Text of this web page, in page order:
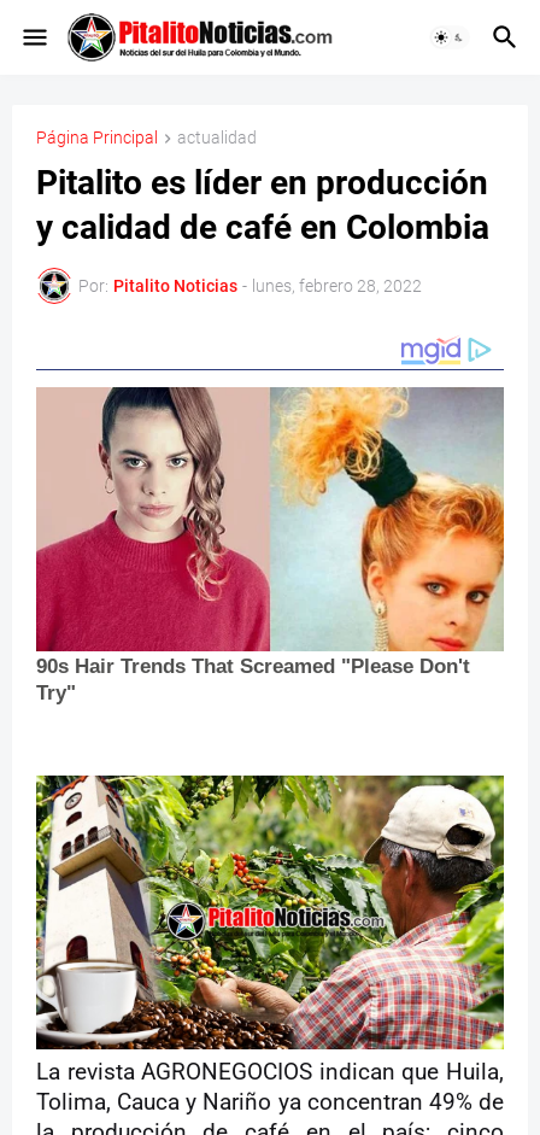
Página Principal actualidad
Pitalito es líder en producción
y calidad de café en Colombia
Por: Pitalito Noticias - lunes, febrero 28, 2022
La revista AGRONEGOCIOS indican que Huila,
Tolima, Cauca y Nariño ya concentran 49% de